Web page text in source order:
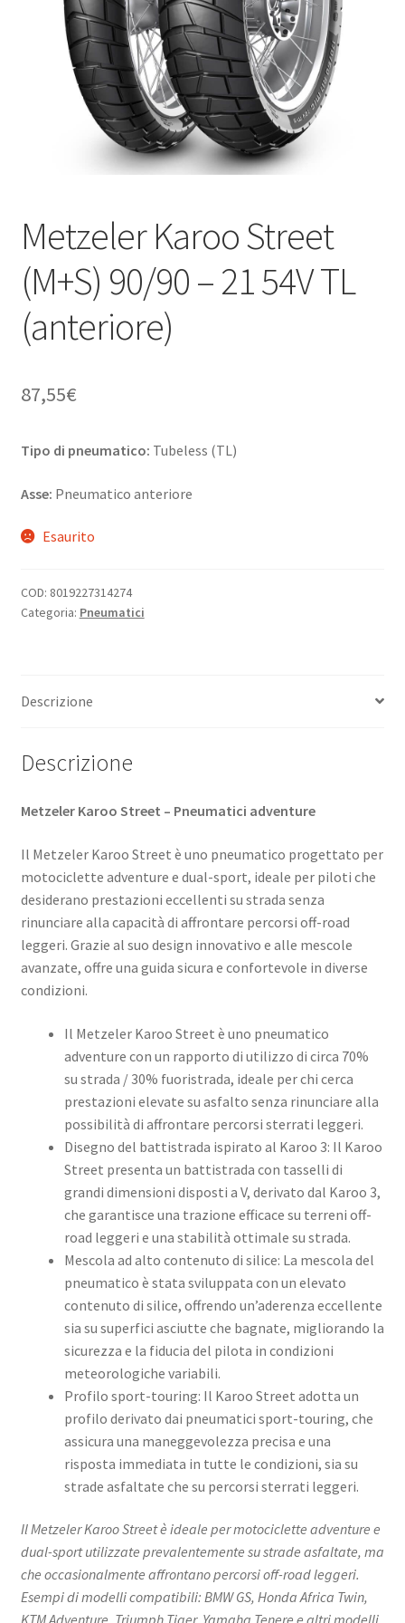
Metzeler Karoo Street
(M+S) 90/90 – 21 54V TL
(anteriore)
87,55€
Tipo di pneumatico: Tubeless (TL)
Asse: Pneumatico anteriore
Esaurito
COD: 8019227314274
Categoria: Pneumatici
Descrizione
Descrizione
Metzeler Karoo Street – Pneumatici adventure
Il Metzeler Karoo Street è uno pneumatico progettato per
motociclette adventure e dual-sport, ideale per piloti che
desiderano prestazioni eccellenti su strada senza
rinunciare alla capacità di affrontare percorsi off-road
leggeri. Grazie al suo design innovativo e alle mescole
avanzate, offre una guida sicura e confortevole in diverse
condizioni.​
Il Metzeler Karoo Street è uno pneumatico
adventure con un rapporto di utilizzo di circa 70%
su strada / 30% fuoristrada, ideale per chi cerca
prestazioni elevate su asfalto senza rinunciare alla
possibilità di affrontare percorsi sterrati leggeri.
Disegno del battistrada ispirato al Karoo 3: Il Karoo
Street presenta un battistrada con tasselli di
grandi dimensioni disposti a V, derivato dal Karoo 3,
che garantisce una trazione efficace su terreni off-
road leggeri e una stabilità ottimale su strada. ​
Mescola ad alto contenuto di silice: La mescola del
pneumatico è stata sviluppata con un elevato
contenuto di silice, offrendo un’aderenza eccellente
sia su superfici asciutte che bagnate, migliorando la
sicurezza e la fiducia del pilota in condizioni
meteorologiche variabili. ​
Profilo sport-touring: Il Karoo Street adotta un
profilo derivato dai pneumatici sport-touring, che
assicura una maneggevolezza precisa e una
risposta immediata in tutte le condizioni, sia su
strade asfaltate che su percorsi sterrati leggeri. ​
Il Metzeler Karoo Street è ideale per motociclette adventure e
dual-sport utilizzate prevalentemente su strade asfaltate, ma
che occasionalmente affrontano percorsi off-road leggeri.
Esempi di modelli compatibili: BMW GS, Honda Africa Twin,